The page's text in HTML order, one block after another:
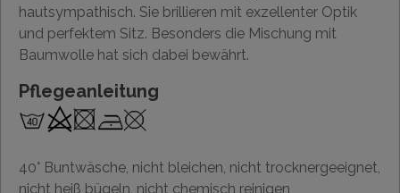
hautsympathisch. Sie brillieren mit exzellenter Optik
und perfektem Sitz. Besonders die Mischung mit
Baumwolle hat sich dabei bewährt.
Pflegeanleitung
40° Buntwäsche, nicht bleichen, nicht trocknergeeignet,
nicht heiß bügeln, nicht chemisch reinigen